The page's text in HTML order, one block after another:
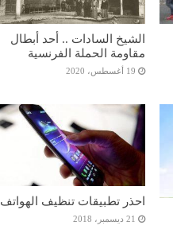
الشيخ السادات .. أحد أبطال
مقاومة الحملة الفرنسية
19 أغسطس، 2020
احذر تطبيقات تنظيف الهواتف
21 ديسمبر، 2018